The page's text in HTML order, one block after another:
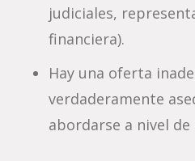
judiciales,
financiera).
Hay una oferta
verdaderamente
abordarse a nivel